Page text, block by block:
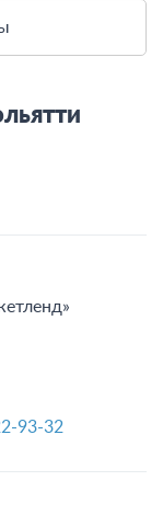
93-32